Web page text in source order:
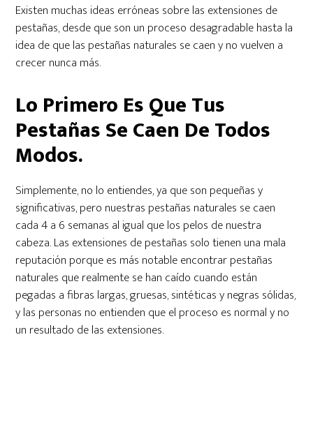
Existen muchas ideas erróneas sobre las extensiones de
pestañas, desde que son un proceso desagradable hasta la
idea de que las pestañas naturales se caen y no vuelven a
crecer nunca más.
Lo Primero Es Que Tus
Pestañas Se Caen De Todos
Modos.
Simplemente, no lo entiendes, ya que son pequeñas y
significativas, pero nuestras pestañas naturales se caen
cada 4 a 6 semanas al igual que los pelos de nuestra
cabeza. Las extensiones de pestañas solo tienen una mala
reputación porque es más notable encontrar pestañas
naturales que realmente se han caído cuando están
pegadas a fibras largas, gruesas, sintéticas y negras sólidas,
y las personas no entienden que el proceso es normal y no
un resultado de las extensiones.